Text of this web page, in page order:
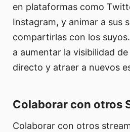
en plataformas como
Instagram, y animar a sus
compartirlas con los
a aumentar la visibilidad
directo y atraer a nuevos
Colaborar con otros
Colaborar con otros